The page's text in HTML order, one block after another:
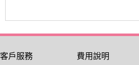
客戶服務 費用說明